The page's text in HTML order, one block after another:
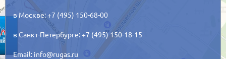
в Москве: +7 (495) 150-68-00
в Санкт-Петербурге: +7 (495) 150-18-15
Email: info@rugas.ru